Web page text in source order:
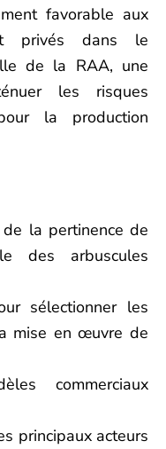
favorable aux
privés dans le
de la RAA, une
les risques
la production
la pertinence de
des arbuscules
sélectionner les
mise en œuvre de
commerciaux
principaux acteurs